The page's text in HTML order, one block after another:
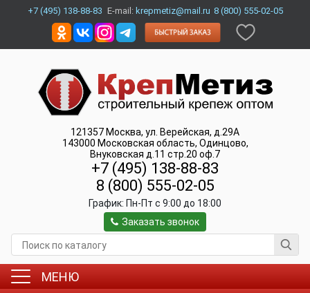
+7 (495) 138-88-83 E-mail: krepmetiz@mail.ru 8 (800) 555-02-05
121357 Москва, ул. Верейская, д.29А
143000 Московская область, Одинцово,
Внуковская д.11 стр.20 оф.7
+7 (495) 138-88-83
8 (800) 555-02-05
График: Пн-Пт c 9:00 до 18:00
Заказать звонок
МЕНЮ